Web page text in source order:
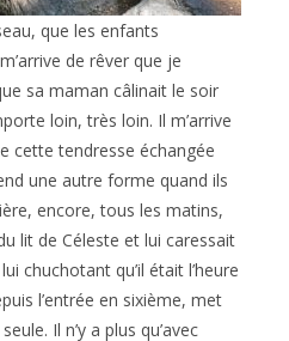
que les enfants
de rêver que je
sa maman câlinait le soir
loin, très loin. Il m’arrive
cette tendresse échangée
une autre forme quand ils
encore, tous les matins,
lit de Céleste et lui caressait
chuchotant qu’il était l’heure
l’entrée en sixième, met
Il n’y a plus qu’avec